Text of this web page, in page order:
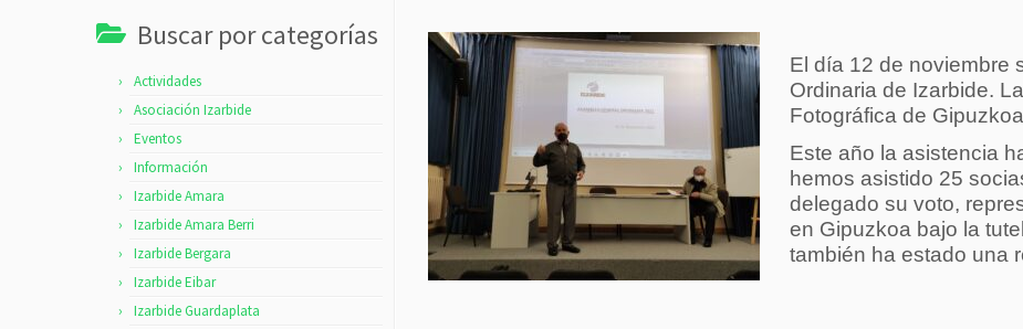
Buscar por categorías
Actividades
Asociación Izarbide
Eventos
Información
Izarbide Amara
Izarbide Amara Berri
Izarbide Bergara
Izarbide Eibar
Izarbide Guardaplata
El día 12 de noviembre
Ordinaria de Izarbide.
Fotográfica de
Este año la asistencia
hemos asistido 25
delegado su voto,
en Gipuzkoa bajo la
también ha estado una